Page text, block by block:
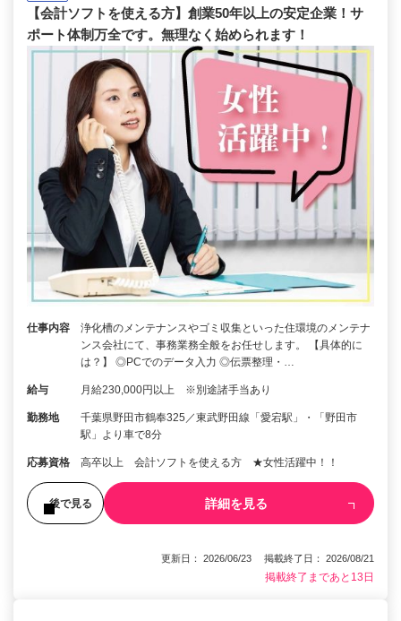
【会計ソフトを使える方】創業50年以上の安定企業！サ
ポート体制万全です。無理なく始められます！
仕事内容
浄化槽のメンテナンスやゴミ収集といった住環境のメンテナ
ンス会社にて、事務業務全般をお任せします。 【具体的に
は？】 ◎PCでのデータ入力 ◎伝票整理・…
給与 月給230,000円以上 ※別途諸手当あり
勤務地
千葉県野田市鶴奉325／東武野田線「愛宕駅」・「野田市
駅」より車で8分
応募資格 高卒以上 会計ソフトを使える方 ★女性活躍中！！
後で見る 詳細を見る
更新日： 2026/06/23 掲載終了日： 2026/08/21
掲載終了まであと13日